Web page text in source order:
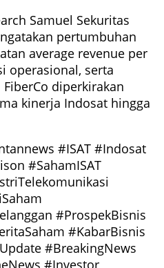
Samuel Sekuritas
pertumbuhan
average revenue per
operasional, serta
diperkirakan
kinerja Indosat hingga
#ISAT #Indosat
#SahamISAT
#ProspekBisnis
#KabarBisnis
#BreakingNews
#Investor